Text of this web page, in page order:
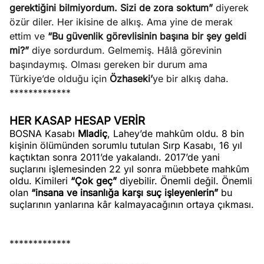
gerektiğini bilmiyordum. Sizi de zora soktum” diyerek
özür diler. Her ikisine de alkış. Ama yine de merak
ettim ve “Bu güvenlik görevlisinin başına bir şey geldi
mi?” diye sordurdum. Gelmemiş. Hâlâ görevinin
başındaymış. Olması gereken bir durum ama
Türkiye’de olduğu için Özhaseki’ye bir alkış daha.
*************
HER KASAP HESAP VERİR
BOSNA Kasabı Mladiç, Lahey’de mahkûm oldu. 8 bin
kişinin ölümünden sorumlu tutulan Sırp Kasabı, 16 yıl
kaçtıktan sonra 2011’de yakalandı. 2017’de yani
suçlarını işlemesinden 22 yıl sonra müebbete mahkûm
oldu. Kimileri “Çok geç” diyebilir. Önemli değil. Önemli
olan “insana ve insanlığa karşı suç işleyenlerin” bu
suçlarının yanlarına kâr kalmayacağının ortaya çıkması.
*************